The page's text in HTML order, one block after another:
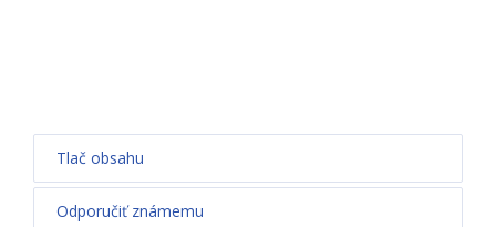
Tlač obsahu
Odporučiť známemu